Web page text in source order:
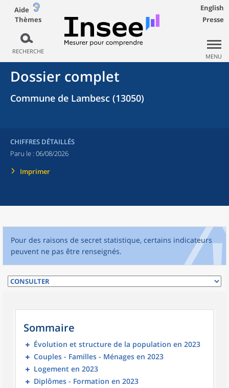
Aide
Thèmes
RECHERCHE
English
Presse
MENU
Dossier complet
Commune de Lambesc (13050)
CHIFFRES DÉTAILLÉS
Paru le : 06/08/2026
Imprimer
Pour des raisons de secret statistique, certains indicateurs
peuvent ne pas être renseignés.
Sommaire
Évolution et structure de la population en 2023
Couples - Familles - Ménages en 2023
Logement en 2023
Diplômes - Formation en 2023